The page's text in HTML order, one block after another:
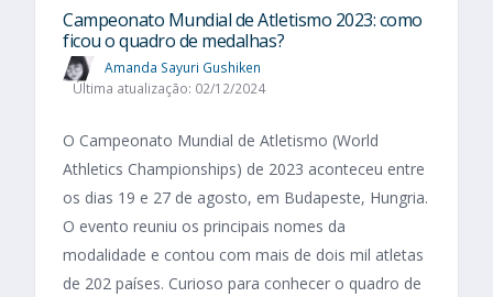
Campeonato Mundial de Atletismo 2023: como
ficou o quadro de medalhas?
Amanda Sayuri Gushiken
Última atualização: 02/12/2024
O Campeonato Mundial de Atletismo (World
Athletics Championships) de 2023 aconteceu entre
os dias 19 e 27 de agosto, em Budapeste, Hungria.
O evento reuniu os principais nomes da
modalidade e contou com mais de dois mil atletas
de 202 países. Curioso para conhecer o quadro de